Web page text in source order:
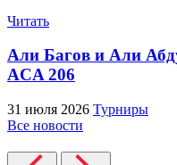
Читать
Али Багов и Али
ACA 206
31 июля 2026 Турниры
Все новости